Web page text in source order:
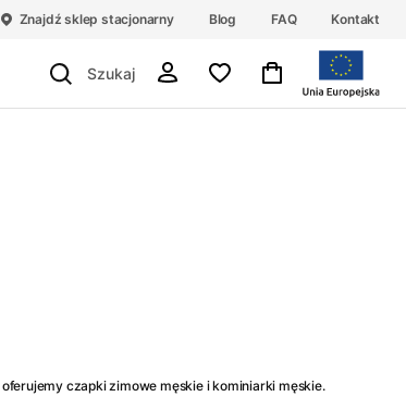
Znajdź sklep stacjonarny Blog FAQ Kontakt
czapki zimowe męskie i kominiarki męskie.